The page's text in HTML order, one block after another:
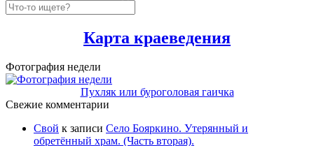
Карта краеведения
Фотография недели
Пухляк или буроголовая гаичка
Свежие комментарии
Свой к записи Село Бояркино. Утерянный и
обретённый храм. (Часть вторая).